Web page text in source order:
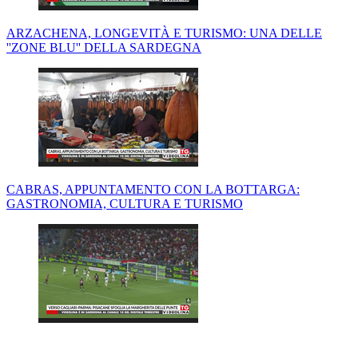
ARZACHENA, LONGEVITÀ E TURISMO: UNA DELLE
''ZONE BLU'' DELLA SARDEGNA
CABRAS, APPUNTAMENTO CON LA BOTTARGA:
GASTRONOMIA, CULTURA E TURISMO